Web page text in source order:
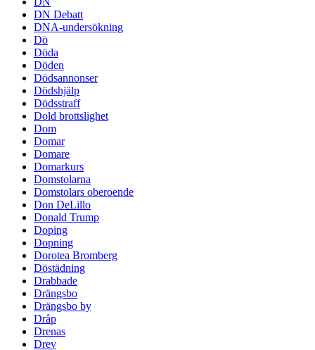
DN Debatt
DNA-undersökning
Dö
Döda
Döden
Dödsannonser
Dödshjälp
Dödsstraff
Dold brottslighet
Dom
Domar
Domare
Domarkurs
Domstolarna
Domstolars oberoende
Don DeLillo
Donald Trump
Doping
Dopning
Dorotea Bromberg
Döstädning
Drabbade
Drängsbo
Drängsbo by
Dråp
Drenas
Drev